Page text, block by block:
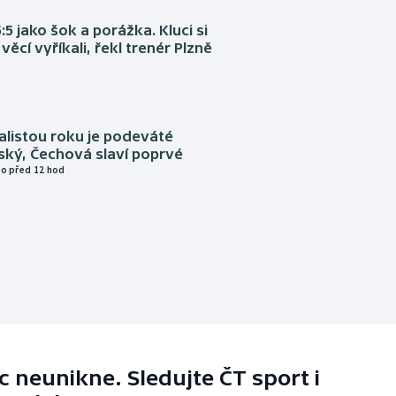
jako šok a porážka. Kluci si
vyříkali, řekl trenér Plzně
roku je podeváté
Čechová slaví poprvé
před 12 hod
neunikne. Sledujte ČT sport i